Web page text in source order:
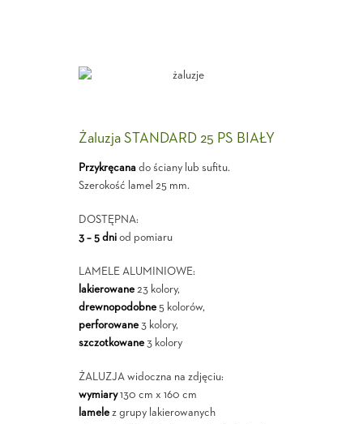
Żaluzja STANDARD 25 PS BIAŁY
Przykręcanado ściany lub sufitu.
Szerokość lamel 25 mm.
DOSTĘPNA:
3 – 5 dniod pomiaru
LAMELE ALUMINIOWE:
lakierowane23 kolory,
drewnopodobne5 kolorów,
perforowane3 kolory,
szczotkowane3 kolory
ŻALUZJA widoczna na zdjęciu:
wymiary130 cm x 160 cm
lamelez grupy lakierowanych